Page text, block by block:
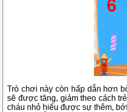
Trò chơi này còn hấp dẫn hơn
sẽ được tăng, giảm theo cách
cháu nhỏ hiểu được sự thêm,